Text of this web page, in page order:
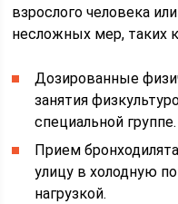
взрослого человека
несложных мер, таких
Дозированные
занятия
специальной группе.
Прием
улицу в холодную
нагрузкой.